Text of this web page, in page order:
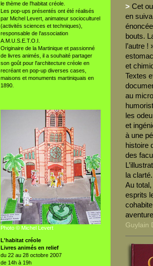
le thème de l'habitat créole.
Les pop-ups présentés ont été réalisés
par Michel Levert, animateur socioculturel
(activités sciences et techniques),
responsable de l'association
A.M.U.S.E.T.O.I.
Originaire de la Martinique et passionné
de livres animés, il a souhaité partager
son goût pour l'architecture créole en
recréant en pop-up diverses cases,
maisons et monuments martiniquais en
1890.
Photo © Michel Levert
L'habitat créole
Livres animés en relief
du 22 au 28 octobre 2007
de 14h à 19h
> Cet
en
bouts.
l’autre
et
Textes
au
les
et
à une
histoire
des
la clarté.
Au
esprits
Guylain